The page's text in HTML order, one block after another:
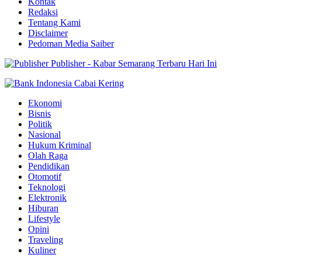
Redaksi
Tentang Kami
Disclaimer
Pedoman Media Saiber
Publisher - Kabar Semarang Terbaru Hari Ini
Ekonomi
Bisnis
Politik
Nasional
Hukum Kriminal
Olah Raga
Pendidikan
Otomotif
Teknologi
Elektronik
Hiburan
Lifestyle
Opini
Traveling
Kuliner